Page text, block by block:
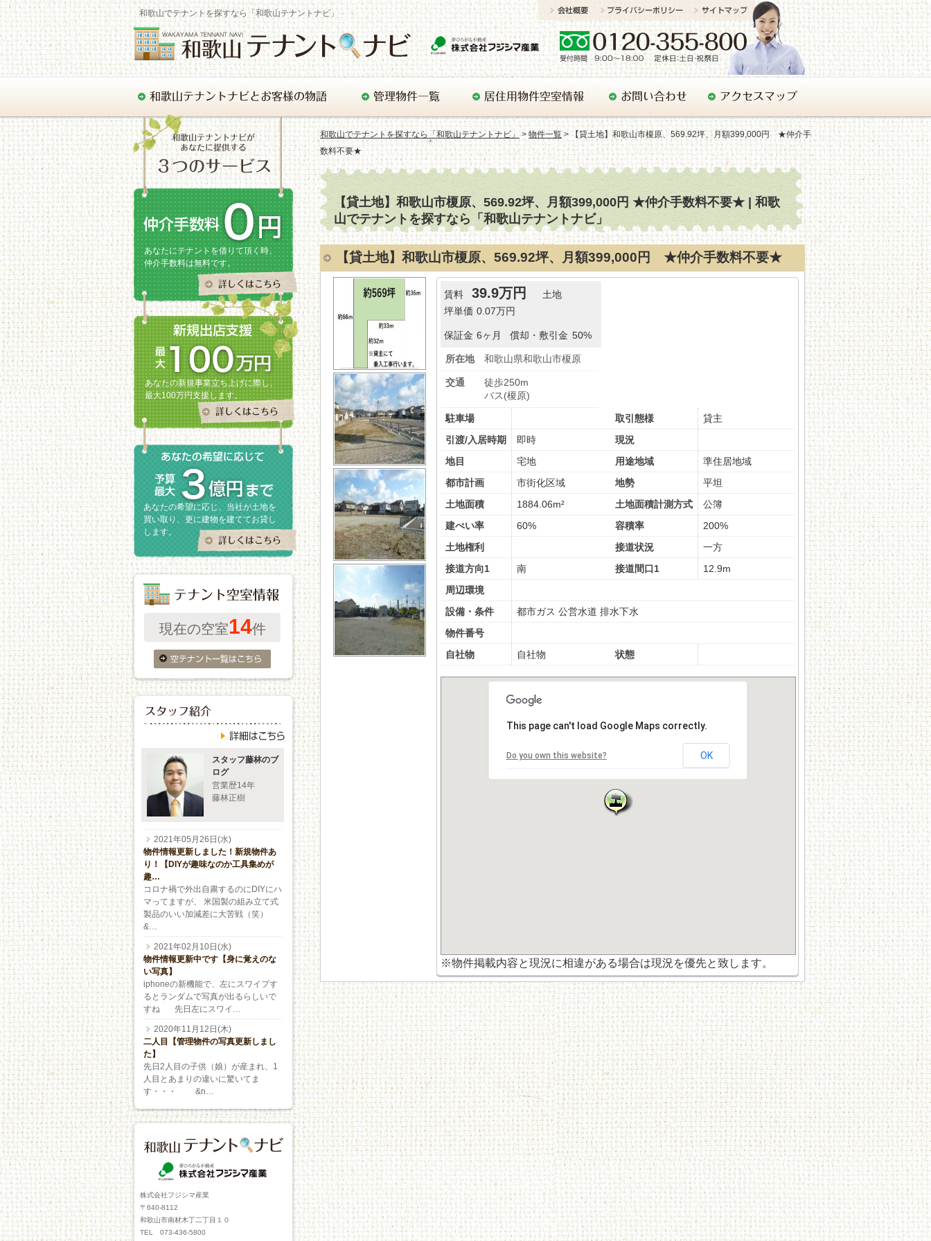
和歌山でテナントを探すなら「和歌山テナントナビ」
和歌山でテナントを探すなら「和歌山テナントナビ」> 物件一覧> 【貸土地】和歌山市榎原、569.92坪、月額399,000円 ★仲介手
数料不要★
【貸土地】和歌山市榎原、569.92坪、月額399,000円 ★仲介手数料不要★ | 和歌
山でテナントを探すなら「和歌山テナントナビ」
【貸土地】和歌山市榎原、569.92坪、月額399,000円 ★仲介手数料不要★
賃料 39.9万円
土地
坪単価 0.07万円
保証金 6ヶ月 償却・敷引金 50%
所在地 和歌山県和歌山市榎原
交通
徒歩250m
バス(榎原)
駐車場 取引態様
貸主
引渡/入居時期
即時
現況
地目
宅地 用途地域
準住居地域
都市計画
市街化区域 地勢
平坦
土地面積
1884.06m² 土地面積計測方式
公簿
建ぺい率
60% 容積率
200%
土地権利
接道状況
一方
接道方向1
南 接道間口1
12.9m
周辺環境
設備・条件
都市ガス 公営水道 排水下水
物件番号
自社物
自社物 状態
This page can't load Google Maps correctly.
Do you own this website? OK
※物件掲載内容と現況に相違がある場合は現況を優先と致します。
あなたにテナントを借りて頂く時、
仲介手数料は無料です。
あなたの新規事業立ち上げに際し、
最大100万円支援します。
あなたの希望に応じ、当社が土地を
買い取り、更に建物を建ててお貸し
します。
現在の空室14件
スタッフ藤林のブ
ログ
営業歴14年
藤林正樹
2021年05月26日(水)
物件情報更新しました！新規物件あ
り！【DIYが趣味なのか工具集めが
趣…
コロナ禍で外出自粛するのにDIYにハ
マってますが、 米国製の組み立て式
製品のいい加減差に大苦戦（笑）
&…
2021年02月10日(水)
物件情報更新中です【身に覚えのな
い写真】
iphoneの新機能で、左にスワイプす
るとランダムで写真が出るらしいで
すね 先日左にスワイ…
2020年11月12日(木)
二人目【管理物件の写真更新しまし
た】
先日2人目の子供（娘）が産まれ、1
人目とあまりの違いに驚いてま
す・・・ &n…
株式会社フジシマ産業
〒640-8112
和歌山市南材木丁二丁目１０
TEL 073-436-5800